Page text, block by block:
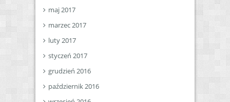
maj 2017
marzec 2017
luty 2017
styczeń 2017
grudzień 2016
październik 2016